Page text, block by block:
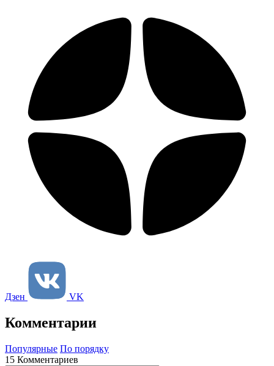
Дзен VK
Комментарии
Популярные По порядку
15 Комментариев